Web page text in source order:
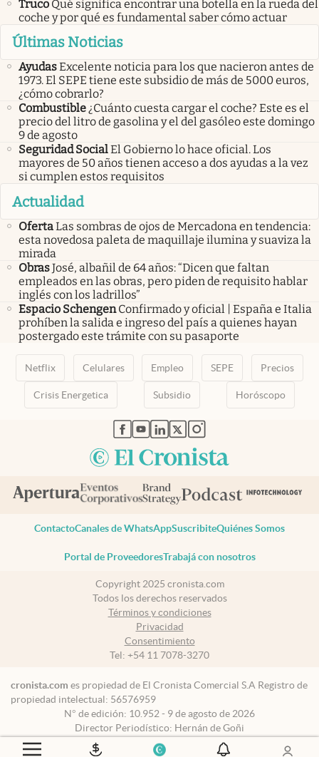
Truco Qué significa encontrar una botella en la rueda del
coche y por qué es fundamental saber cómo actuar
Últimas Noticias
AyudasExcelente noticia para los que nacieron antes de
1973. El SEPE tiene este subsidio de más de 5000 euros,
¿cómo cobrarlo?
Combustible¿Cuánto cuesta cargar el coche? Este es el
precio del litro de gasolina y el del gasóleo este domingo
9 de agosto
Seguridad SocialEl Gobierno lo hace oficial. Los
mayores de 50 años tienen acceso a dos ayudas a la vez
si cumplen estos requisitos
Actualidad
OfertaLas sombras de ojos de Mercadona en tendencia:
esta novedosa paleta de maquillaje ilumina y suaviza la
mirada
ObrasJosé, albañil de 64 años: “Dicen que faltan
empleados en las obras, pero piden de requisito hablar
inglés con los ladrillos”
Espacio Schengen Confirmado y oficial | España e Italia
prohíben la salida e ingreso del país a quienes hayan
postergado este trámite con su pasaporte
Netflix Celulares Empleo SEPE Precios
Crisis Energetica Subsidio Horóscopo
abre en nueva pestaña
abre en nueva pestaña
abre en nueva pestaña
abre en nueva pestaña
abre en nueva pestaña
ContactoCanales de WhatsAppSuscribiteQuiénes Somos
Portal de ProveedoresTrabajá con nosotros
Copyright 2025 cronista.com
Todos los derechos reservados
Términos y condiciones
Privacidad
Consentimiento
Tel: +54 11 7078-3270
cronista.com es propiedad de El Cronista Comercial S.A Registro de
propiedad intelectual: 56576959
N° de edición: 10.952 - 9 de agosto de 2026
Director Periodístico: Hernán de Goñi